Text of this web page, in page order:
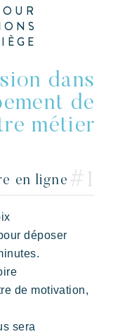
une vue
de Pampelonne
dans
de
métier
en ligne
déposer
de motivation,
sera